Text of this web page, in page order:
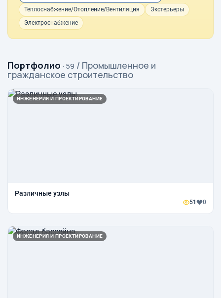
Теплоснабжение/Отопление/Вентиляция
Экстерьеры
Электроснабжение
Портфолио · 59 / Промышленное и
гражданское строительство
ИНЖЕНЕРИЯ И ПРОЕКТИРОВАНИЕ
Различные узлы
51 0
ИНЖЕНЕРИЯ И ПРОЕКТИРОВАНИЕ